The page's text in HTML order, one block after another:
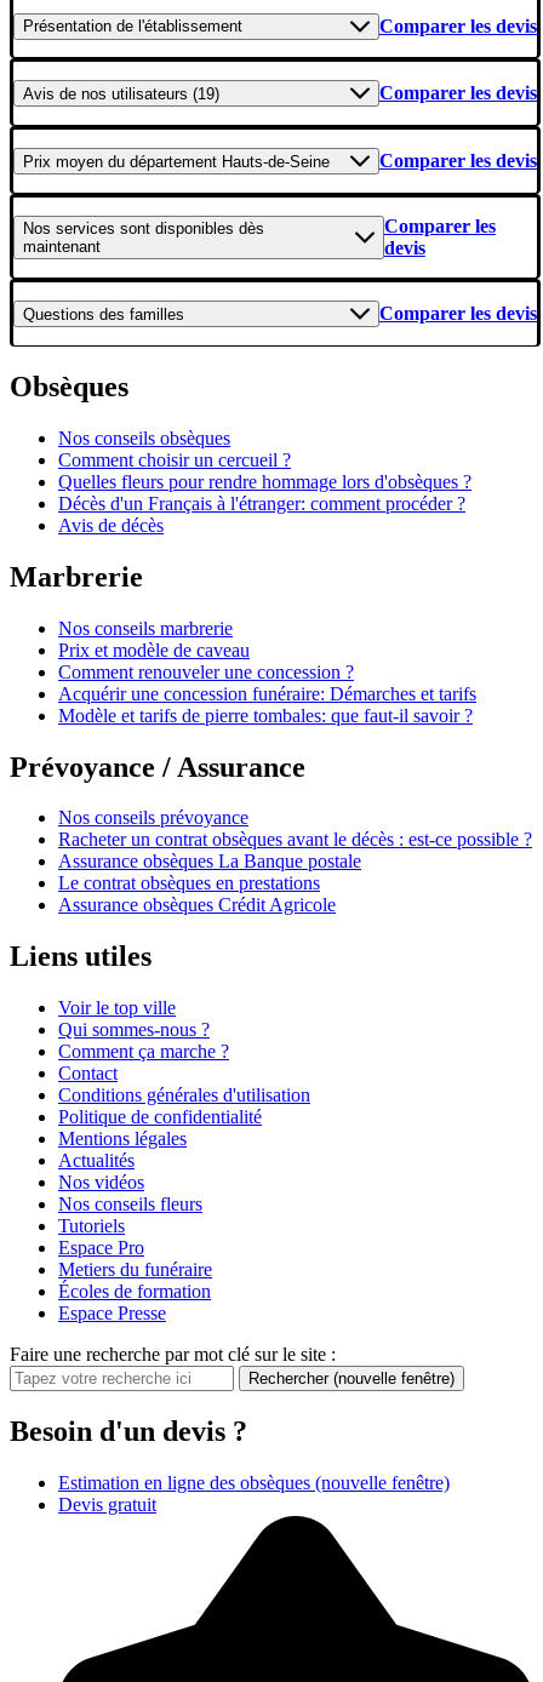
Présentation de l'établissement Comparer les devis
Avis de nos utilisateurs (19) Comparer les devis
Prix moyen du département Hauts-de-Seine Comparer les devis
Nos services sont disponibles dès
maintenant
Comparer les
devis
Questions des familles Comparer les devis
Obsèques
Nos conseils obsèques
Comment choisir un cercueil ?
Quelles fleurs pour rendre hommage lors d'obsèques ?
Décès d'un Français à l'étranger: comment procéder ?
Avis de décès
Marbrerie
Nos conseils marbrerie
Prix et modèle de caveau
Comment renouveler une concession ?
Acquérir une concession funéraire: Démarches et tarifs
Modèle et tarifs de pierre tombales: que faut-il savoir ?
Prévoyance / Assurance
Nos conseils prévoyance
Racheter un contrat obsèques avant le décès : est-ce possible ?
Assurance obsèques La Banque postale
Le contrat obsèques en prestations
Assurance obsèques Crédit Agricole
Liens utiles
Voir le top ville
Qui sommes-nous ?
Comment ça marche ?
Contact
Conditions générales d'utilisation
Politique de confidentialité
Mentions légales
Actualités
Nos vidéos
Nos conseils fleurs
Tutoriels
Espace Pro
Metiers du funéraire
Écoles de formation
Espace Presse
Faire une recherche par mot clé sur le site :
Rechercher (nouvelle fenêtre)
Besoin d'un devis ?
Estimation en ligne des obsèques (nouvelle fenêtre)
Devis gratuit